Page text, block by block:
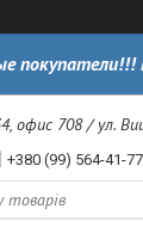
покупатели!!!
офис 708 / ул.
+380 (99) 564-41-77